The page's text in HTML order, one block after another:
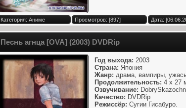
Категория: Аниме Просмотров: [897] Дата:
Песнь агнца [OVA] (2003) DVDRip
Год выхода: 2003
Страна: Япония
Жанр: драма, вампиры,
Продолжительность: 4 x 27
Озвучивание:
Качество: DVDRip
Режиссёр: Сугии Гисабуро.